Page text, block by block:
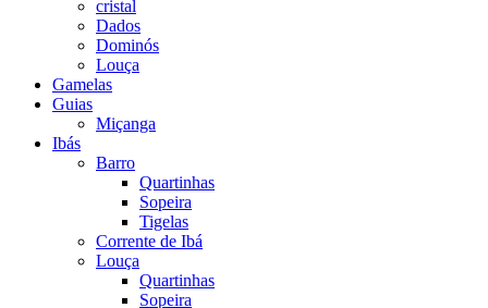
cristal
Dados
Dominós
Louça
Gamelas
Guias
Miçanga
Ibás
Barro
Quartinhas
Sopeira
Tigelas
Corrente de Ibá
Louça
Quartinhas
Sopeira